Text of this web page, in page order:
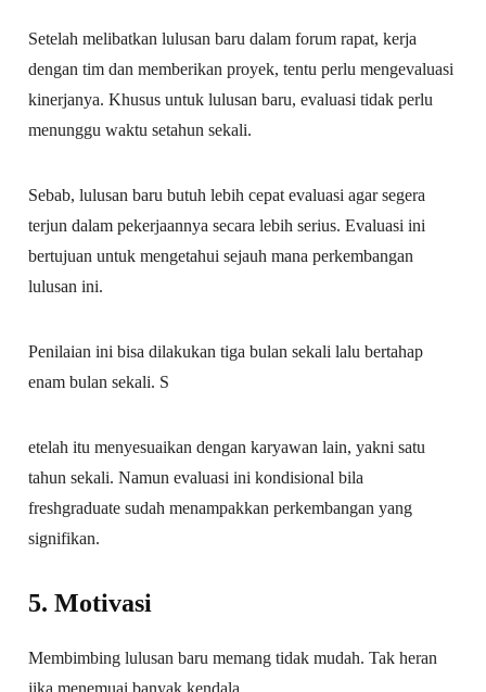
Setelah melibatkan lulusan baru dalam forum rapat, kerja
dengan tim dan memberikan proyek, tentu perlu mengevaluasi
kinerjanya. Khusus untuk lulusan baru, evaluasi tidak perlu
menunggu waktu setahun sekali.
Sebab, lulusan baru butuh lebih cepat evaluasi agar segera
terjun dalam pekerjaannya secara lebih serius. Evaluasi ini
bertujuan untuk mengetahui sejauh mana perkembangan
lulusan ini.
Penilaian ini bisa dilakukan tiga bulan sekali lalu bertahap
enam bulan sekali. S
etelah itu menyesuaikan dengan karyawan lain, yakni satu
tahun sekali. Namun evaluasi ini kondisional bila
freshgraduate sudah menampakkan perkembangan yang
signifikan.
5. Motivasi
Membimbing lulusan baru memang tidak mudah. Tak heran